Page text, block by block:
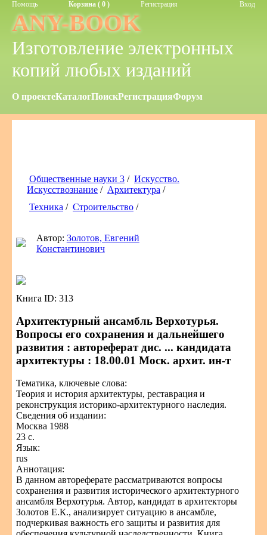
Помощь Корзина ( 0 ) Регистрация Вход
ANY-BOOK
Изготовление электронных
копий любых изданий
О проектеКаталогПоискРегистрацияФорум
Общественные науки 3 / Искусство.
Искусствознание / Архитектура /
Техника / Строительство /
Автор: Золотов, Евгений
Константинович
Книга ID: 313
Архитектурный ансамбль Верхотурья.
Вопросы его сохранения и дальнейшего
развития : автореферат дис. ... кандидата
архитектуры : 18.00.01 Моск. архит. ин-т
Тематика, ключевые слова:
Теория и история архитектуры, реставрация и
реконструкция историко-архитектурного наследия.
Сведения об издании:
Москва 1988
23 с.
Язык:
rus
Аннотация:
В данном автореферате рассматриваются вопросы
сохранения и развития исторического архитектурного
ансамбля Верхотурья. Автор, кандидат в архитекторы
Золотов Е.К., анализирует ситуацию в ансамбле,
подчеркивая важность его защиты и развития для